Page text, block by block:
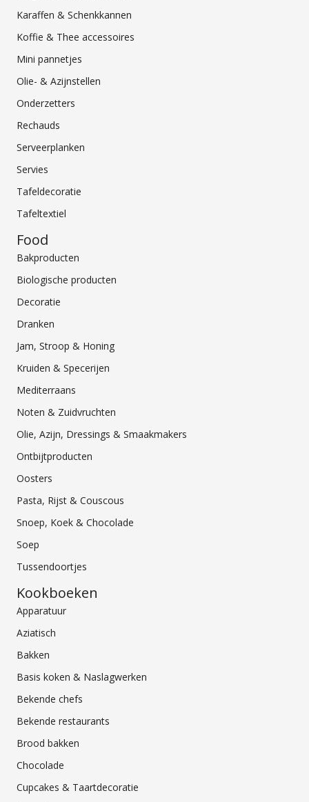
Karaffen & Schenkkannen
Koffie & Thee accessoires
Mini pannetjes
Olie- & Azijnstellen
Onderzetters
Rechauds
Serveerplanken
Servies
Tafeldecoratie
Tafeltextiel
Food
Bakproducten
Biologische producten
Decoratie
Dranken
Jam, Stroop & Honing
Kruiden & Specerijen
Mediterraans
Noten & Zuidvruchten
Olie, Azijn, Dressings & Smaakmakers
Ontbijtproducten
Oosters
Pasta, Rijst & Couscous
Snoep, Koek & Chocolade
Soep
Tussendoortjes
Kookboeken
Apparatuur
Aziatisch
Bakken
Basis koken & Naslagwerken
Bekende chefs
Bekende restaurants
Brood bakken
Chocolade
Cupcakes & Taartdecoratie